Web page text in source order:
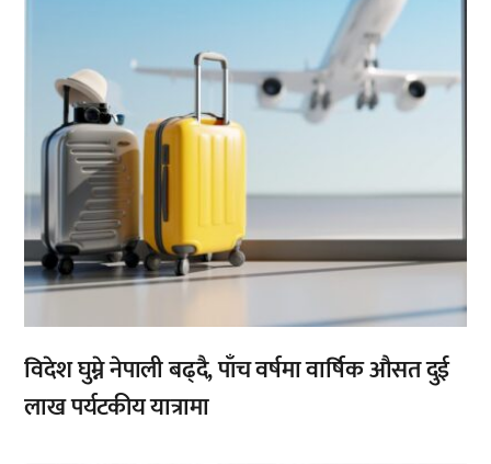
विदेश घुम्ने नेपाली बढ्दै, पाँच वर्षमा वार्षिक औसत दुई
लाख पर्यटकीय यात्रामा